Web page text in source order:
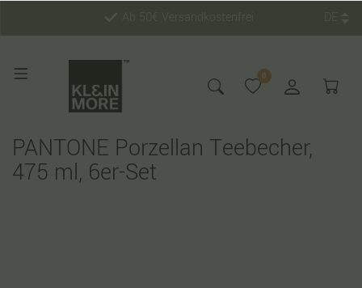
0
PANTONE Porzellan Teebecher,
475 ml, 6er-Set